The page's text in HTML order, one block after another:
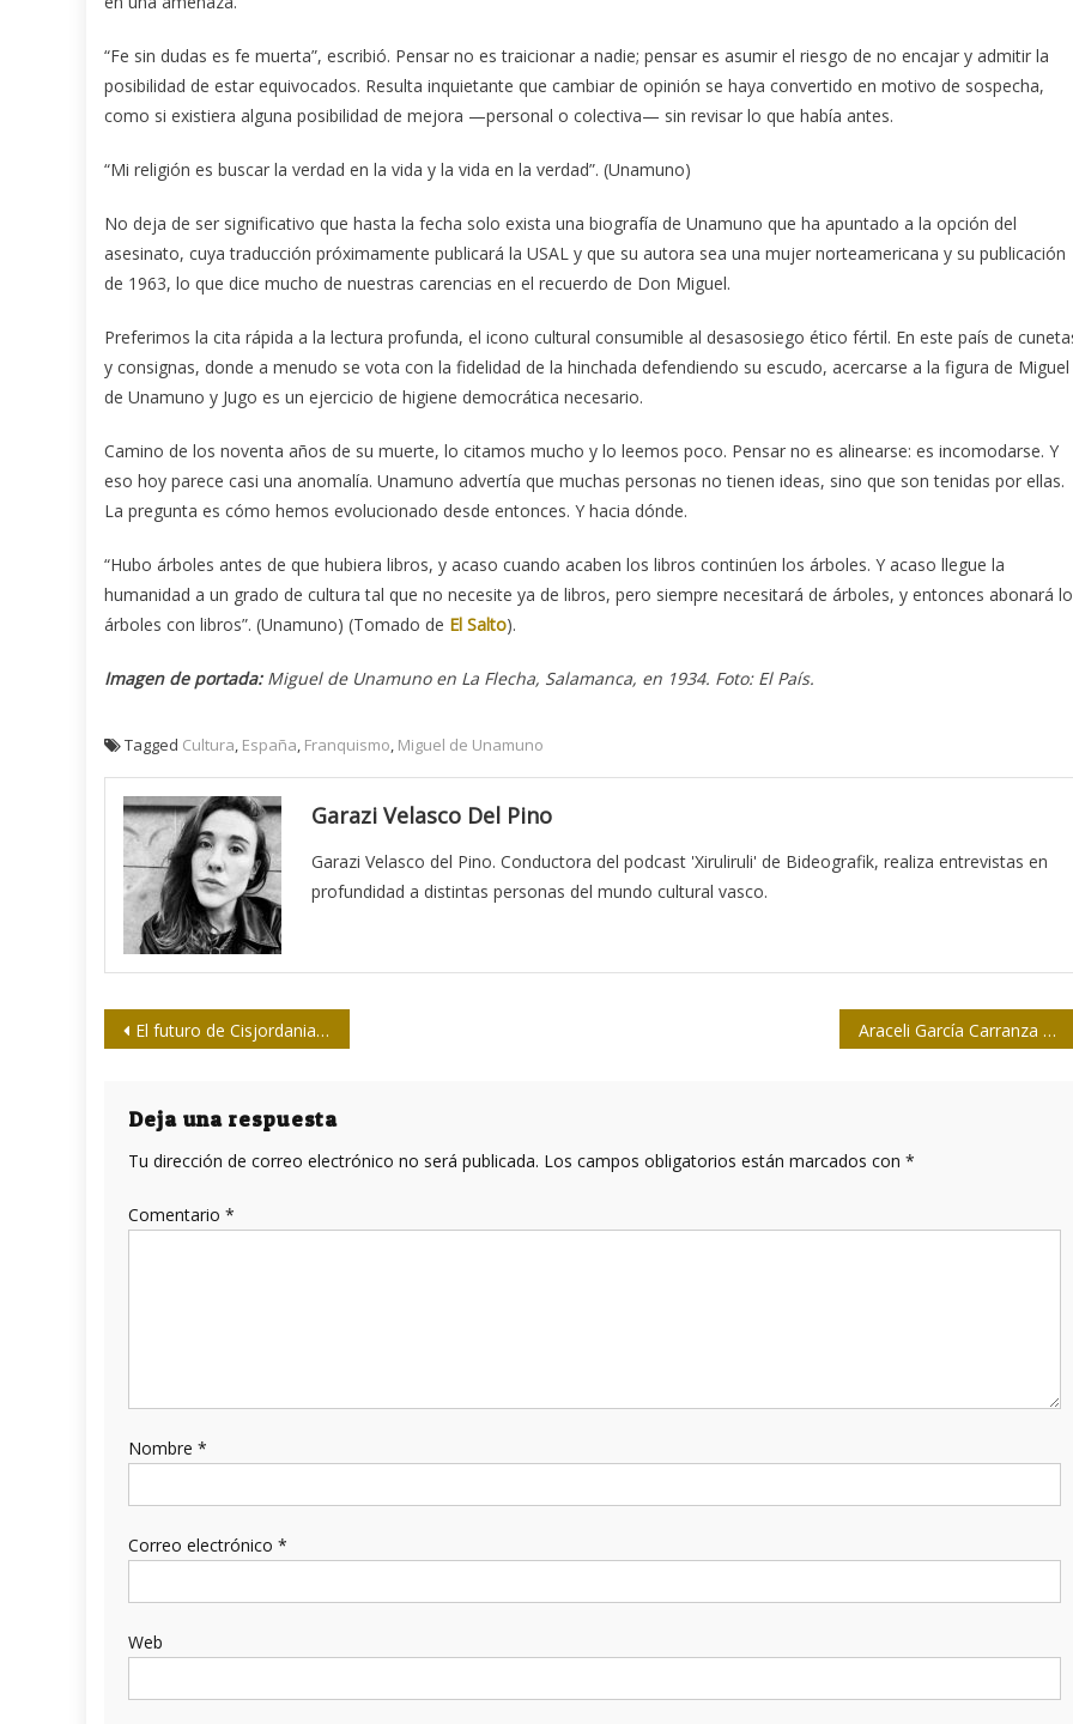
“Fe sin dudas es fe muerta”, escribió. Pensar no es traicionar a nadie; pensar es asumir el riesgo de no encajar y admitir la
posibilidad de estar equivocados. Resulta inquietante que cambiar de opinión se haya convertido en motivo de sospecha,
como si existiera alguna posibilidad de mejora —personal o colectiva— sin revisar lo que había antes.
“Mi religión es buscar la verdad en la vida y la vida en la verdad”. (Unamuno)
No deja de ser significativo que hasta la fecha solo exista una biografía de Unamuno que ha apuntado a la opción del
asesinato, cuya traducción próximamente publicará la USAL y que su autora sea una mujer norteamericana y su publicación
de 1963, lo que dice mucho de nuestras carencias en el recuerdo de Don Miguel.
Preferimos la cita rápida a la lectura profunda, el icono cultural consumible al desasosiego ético fértil. En este país de
y consignas, donde a menudo se vota con la fidelidad de la hinchada defendiendo su escudo, acercarse a la figura de Miguel
de Unamuno y Jugo es un ejercicio de higiene democrática necesario.
Camino de los noventa años de su muerte, lo citamos mucho y lo leemos poco. Pensar no es alinearse: es incomodarse. Y
eso hoy parece casi una anomalía. Unamuno advertía que muchas personas no tienen ideas, sino que son tenidas por ellas.
La pregunta es cómo hemos evolucionado desde entonces. Y hacia dónde.
“Hubo árboles antes de que hubiera libros, y acaso cuando acaben los libros continúen los árboles. Y acaso llegue la
humanidad a un grado de cultura tal que no necesite ya de libros, pero siempre necesitará de árboles, y entonces abonará
árboles con libros”. (Unamuno) (Tomado de El Salto).
Imagen de portada:Miguel de Unamuno en La Flecha, Salamanca, en 1934. Foto: El País.
Tagged Cultura, España, Franquismo, Miguel de Unamuno
Garazi Velasco Del Pino
Garazi Velasco del Pino. Conductora del podcast 'Xiruliruli' de Bideografik, realiza entrevistas en
profundidad a distintas personas del mundo cultural vasco.
Navegación
entradas
El futuro de Cisjordania: saqueo y anexión por los colonos israelíes Araceli García Carranza en la memoria
Deja una respuesta
Tu dirección de correo electrónico no será publicada. Los campos obligatorios están marcados con *
Comentario *
Nombre *
Correo electrónico *
Web